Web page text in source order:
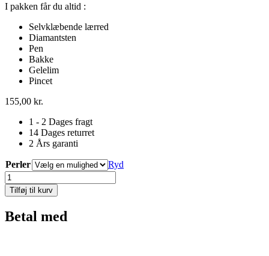
I pakken får du altid :
Selvklæbende lærred
Diamantsten
Pen
Bakke
Gelelim
Pincet
155,00 kr.
1 - 2 Dages fragt
14 Dages returret
2 Års garanti
Perler
Ryd
Terrier
med
pude
50*40
Tilføj til kurv
Betal med